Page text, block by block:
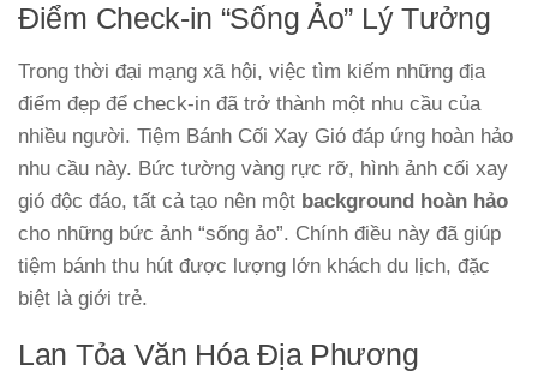
Điểm Check-in “Sống Ảo” Lý Tưởng
Trong thời đại mạng xã hội, việc tìm kiếm những địa
điểm đẹp để check-in đã trở thành một nhu cầu của
nhiều người. Tiệm Bánh Cối Xay Gió đáp ứng hoàn hảo
nhu cầu này. Bức tường vàng rực rỡ, hình ảnh cối xay
gió độc đáo, tất cả tạo nên một background hoàn hảo
cho những bức ảnh “sống ảo”. Chính điều này đã giúp
tiệm bánh thu hút được lượng lớn khách du lịch, đặc
biệt là giới trẻ.
Lan Tỏa Văn Hóa Địa Phương